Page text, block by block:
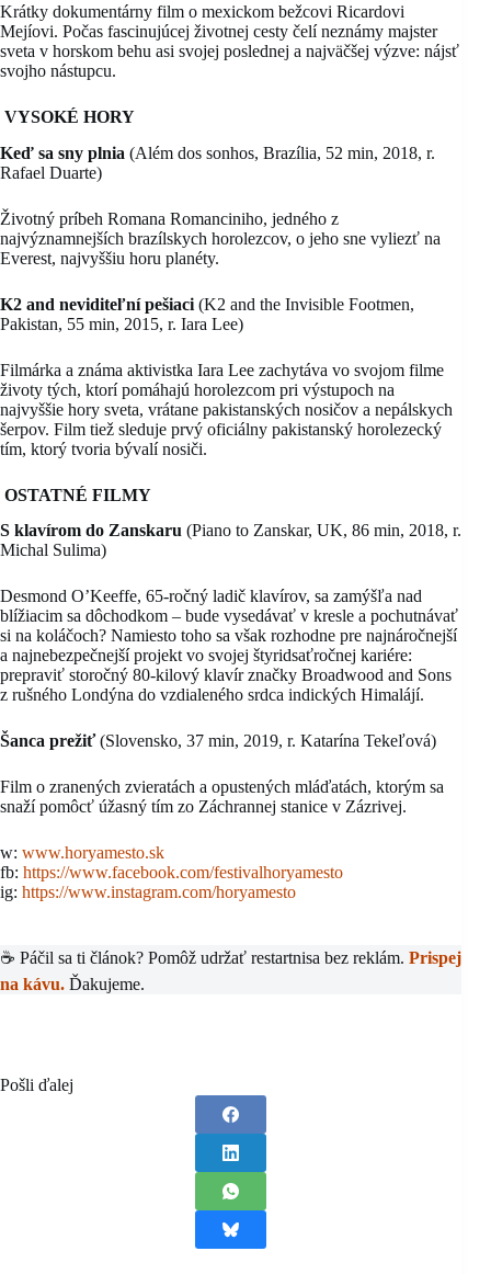
Krátky dokumentárny film o mexickom bežcovi Ricardovi
Mejíovi. Počas fascinujúcej životnej cesty čelí neznámy majster
sveta v horskom behu asi svojej poslednej a najväčšej výzve: nájsť
svojho nástupcu.
VYSOKÉ HORY
Keď sa sny plnia (Além dos sonhos, Brazília, 52 min, 2018, r.
Rafael Duarte)
Životný príbeh Romana Romanciniho, jedného z
najvýznamnejších brazílskych horolezcov, o jeho sne vyliezť na
Everest, najvyššiu horu planéty.
K2 and neviditeľní pešiaci (K2 and the Invisible Footmen,
Pakistan, 55 min, 2015, r. Iara Lee)
Filmárka a známa aktivistka Iara Lee zachytáva vo svojom filme
životy tých, ktorí pomáhajú horolezcom pri výstupoch na
najvyššie hory sveta, vrátane pakistanských nosičov a nepálskych
šerpov. Film tiež sleduje prvý oficiálny pakistanský horolezecký
tím, ktorý tvoria bývalí nosiči.
OSTATNÉ FILMY
S klavírom do Zanskaru (Piano to Zanskar, UK, 86 min, 2018, r.
Michal Sulima)
Desmond O’Keeffe, 65-ročný ladič klavírov, sa zamýšľa nad
blížiacim sa dôchodkom – bude vysedávať v kresle a pochutnávať
si na koláčoch? Namiesto toho sa však rozhodne pre najnáročnejší
a najnebezpečnejší projekt vo svojej štyridsaťročnej kariére:
prepraviť storočný 80-kilový klavír značky Broadwood and Sons
z rušného Londýna do vzdialeného srdca indických Himalájí.
Šanca prežiť(Slovensko, 37 min, 2019, r. Katarína Tekeľová)
Film o zranených zvieratách a opustených mláďatách, ktorým sa
snaží pomôcť úžasný tím zo Záchrannej stanice v Zázrivej.
w: www.horyamesto.sk
fb: https://www.facebook.com/festivalhoryamesto
ig: https://www.instagram.com/horyamesto
☕ Páčil sa ti článok? Pomôž udržať restartnisa bez reklám. Prispej
na kávu. Ďakujeme.
Pošli ďalej